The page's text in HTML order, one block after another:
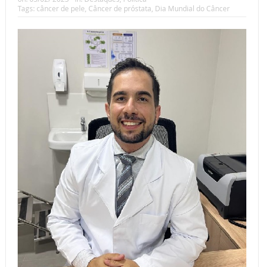
Tags: câncer de pele, Câncer de próstata, Dia Mundial do Câncer